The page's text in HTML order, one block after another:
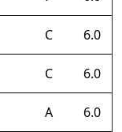
C 6.0
C 6.0
A 6.0